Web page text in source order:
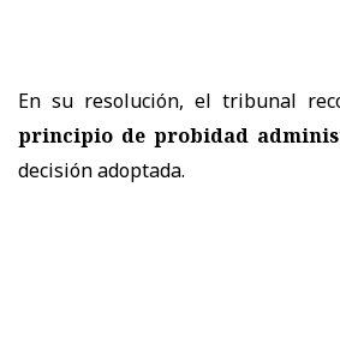
En su resolución, el tribunal
principio de probidad
decisión adoptada.